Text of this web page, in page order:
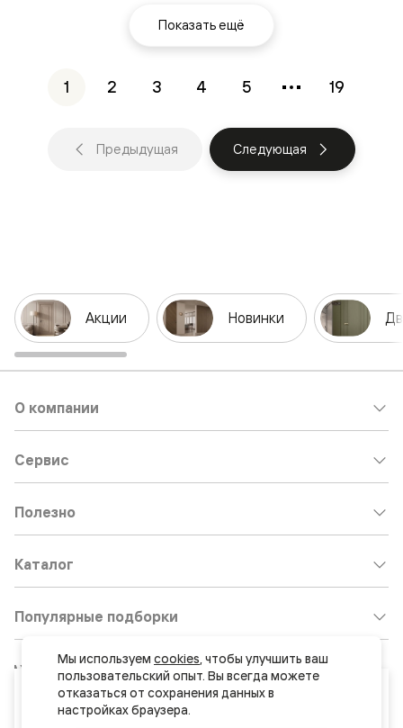
Ваш город
Якутск
Показать ещё
1 2 3 4 5 19
Предыдущая Следующая
Акции Новинки
О компании
Сервис
Полезно
Каталог
Популярные подборки
Клиентский центр: 8 800 511 30 95
Почта по общим вопросам:
8800@volhovez.natm.ru
Мы используем cookies, чтобы улучшить ваш
пользовательский опыт. Вы всегда можете
отказаться от сохранения данных в